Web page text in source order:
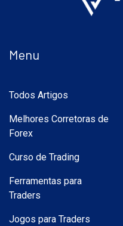
Menu
Todos Artigos
Melhores Corretoras de
Forex
Curso de Trading
Ferramentas para
Traders
Jogos para Traders